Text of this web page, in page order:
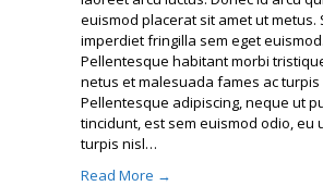
euismod placerat sit amet ut metus.
imperdiet fringilla sem eget euismod.
Pellentesque habitant morbi
netus et malesuada fames ac turpis
Pellentesque adipiscing, neque ut
tincidunt, est sem euismod odio, eu
turpis nisl…
Read More →